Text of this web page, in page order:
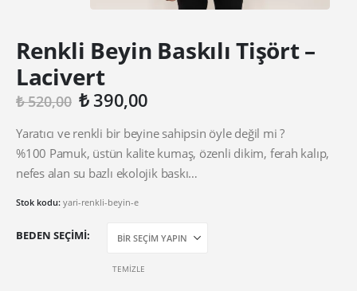
Renkli Beyin Baskılı Tişört –
Lacivert
₺520,00 Orijinal
₺ 520,00.
₺390,00Şu
fiyat:
₺ 390,00.
Yaratıcı ve renkli bir beyine sahipsin öyle değil mi ?
%100 Pamuk, üstün kalite kumaş, özenli dikim, ferah kalıp,
nefes alan su bazlı ekolojik baskı…
Stok kodu: yari-renkli-beyin-e
BEDEN SEÇIMI
TEMIZLE